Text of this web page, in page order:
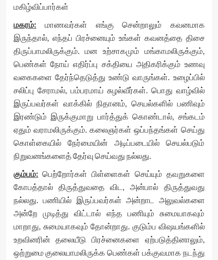
மகிழ்விப்பார்கள்
மகரம்: மாணவர்கள் எங்கு சென்றாலும் கவனமாக
இருந்தால், எந்தப் பிரச்னையும் உங்கள் கவனத்தை திசை
திருப்பாமலிருக்கும். மன உற்சாகமும் மங்காமலிருக்கும்,
பெண்கள் நோய் எதிர்ப்பு சக்தியை அதிகரிக்கும் உணவு
வகைகளை தேர்ந்தெடுத்து உண்டு வாருங்கள். உழைப்பில்
சலிப்பு சேராமல், பம்பரமாய் சுழல்வீர்கள். பொது வாழ்வில்
இருப்பவர்கள் வாக்கில் நிதானம், செயல்களில் பணிவும்
இரண்டும் இருக்குமாறு பார்த்துக் கொண்டால், சங்கடம்
ஏதும் வராமலிருக்கும். கலைஞர்கள் ஒப்பந்தங்கள் செய்து
கொள்கையில் நேர்மையின் அடிப்படையில் செயல்படும்
நிறுவனங்களைத் தேர்வு செய்வது நல்லது.
கும்பம்: பெற்றோர்கள் பிள்ளைகள் செய்யும் தவறுகளை
கோபத்தால் திருத்துவதை விட, அன்பால் திருத்துவது
நல்லது. பணியில் இருப்பவர்கள் அன்றாட அலுவல்களை
அன்றே முடித்து விட்டால் எந்த பணியும் சுமையாகவும்
மாறாது, சுமையாகவும் தோன்றாது. குடும்ப விஷயங்களில்
உறவினரின் தலையீடு பிரச்னைகளை ஏற்படுத்தினாலும்,
ஒற்றுமை குலையாமலிருக்க பெண்கள் பக்குவமாக நடந்து